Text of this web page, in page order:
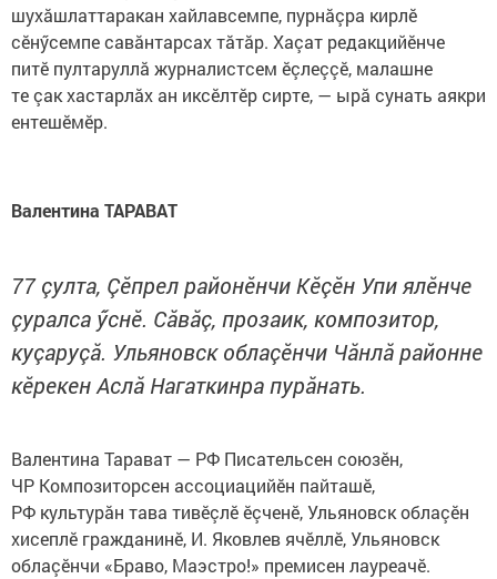
шухăшлаттаракан хайлавсемпе, пурнăçра кирлӗ
сӗнӳсемпе савăнтарсах тăтăр. Хаçат редакцийӗнче
питӗ пултаруллă журналистсем ӗçлеççӗ, малашне
те çак хастарлăх ан иксӗлтӗр сирте, — ырă сунать аякри
ентешӗмӗр.
Валентина ТАРАВАТ
77 çулта, Çӗпрел районӗнчи Кӗçӗн Упи ялӗнче
çуралса ӳснӗ. Сăвăç, прозаик, композитор,
куçаруçă. Ульяновск облаçӗнчи Чăнлă районне
кӗрекен Аслă Нагаткинра пурăнать.
Валентина Тарават — РФ Писательсен союзӗн,
ЧР Композиторсен ассоциацийӗн пайташӗ,
РФ культурăн тава тивӗçлӗ ӗçченӗ, Ульяновск облаçӗн
хисеплӗ гражданинӗ, И. Яковлев ячӗллӗ, Ульяновск
облаçӗнчи «Браво, Маэстро!» премисен лауреачӗ.